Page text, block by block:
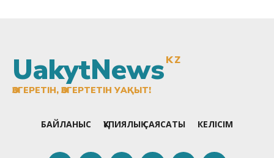
UakytNewsKZ
ӨЗГЕРЕТІН, ӨЗГЕРТЕТІН УАҚЫТ!
БАЙЛАНЫС ҚҰПИЯЛЫҚ САЯСАТЫ КЕЛІСІМ